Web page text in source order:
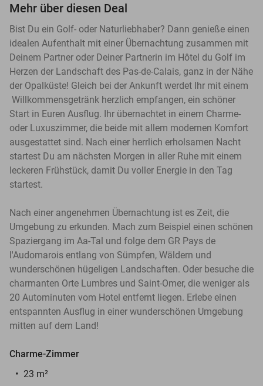
Mehr über diesen Deal
Bist Du ein Golf- oder Naturliebhaber? Dann genieße einen
idealen Aufenthalt mit einer Übernachtung zusammen mit
Deinem Partner oder Deiner Partnerin im Hôtel du Golf im
Herzen der Landschaft des Pas-de-Calais, ganz in der Nähe
der Opalküste! Gleich bei der Ankunft werdet Ihr mit einem
Willkommensgetränk herzlich empfangen, ein schöner
Start in Euren Ausflug. Ihr übernachtet in einem Charme-
oder Luxuszimmer, die beide mit allem modernen Komfort
ausgestattet sind. Nach einer herrlich erholsamen Nacht
startest Du am nächsten Morgen in aller Ruhe mit einem
leckeren Frühstück, damit Du voller Energie in den Tag
startest.
Nach einer angenehmen Übernachtung ist es Zeit, die
Umgebung zu erkunden. Mach zum Beispiel einen schönen
Spaziergang im Aa-Tal und folge dem GR Pays de
l'Audomarois entlang von Sümpfen, Wäldern und
wunderschönen hügeligen Landschaften. Oder besuche die
charmanten Orte Lumbres und Saint-Omer, die weniger als
20 Autominuten vom Hotel entfernt liegen. Erlebe einen
entspannten Ausflug in einer wunderschönen Umgebung
mitten auf dem Land!
Charme-Zimmer
23 m²